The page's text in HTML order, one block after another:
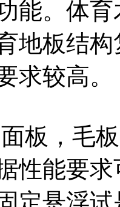
能。体
地板结
求较高。
板，毛
性能要
定悬浮